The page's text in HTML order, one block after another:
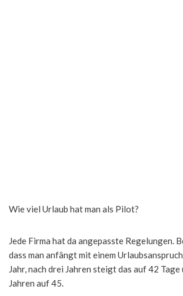
Wie viel Urlaub hat man als Pilot?
Jede Firma hat da angepasste Regelungen.
dass man anfängt mit einem
Jahr, nach drei Jahren steigt das auf 42 Tage
Jahren auf 45.